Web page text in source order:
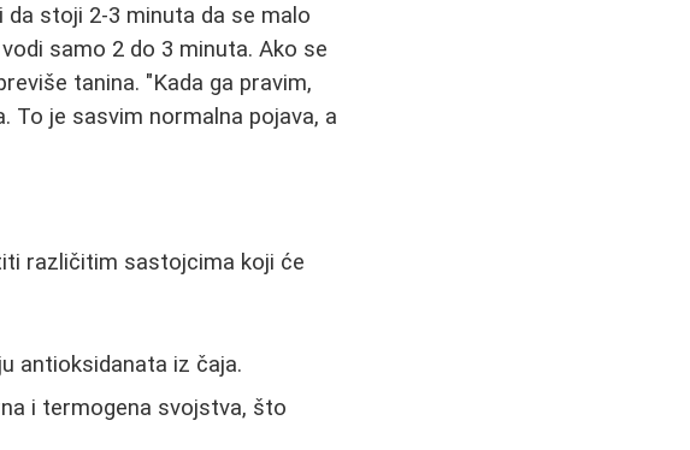
stoji 2-3 minuta da se malo
samo 2 do 3 minuta. Ako se
tanina. "Kada ga pravim,
To je sasvim normalna pojava, a
različitim sastojcima koji će
antioksidanata iz čaja.
i termogena svojstva, što